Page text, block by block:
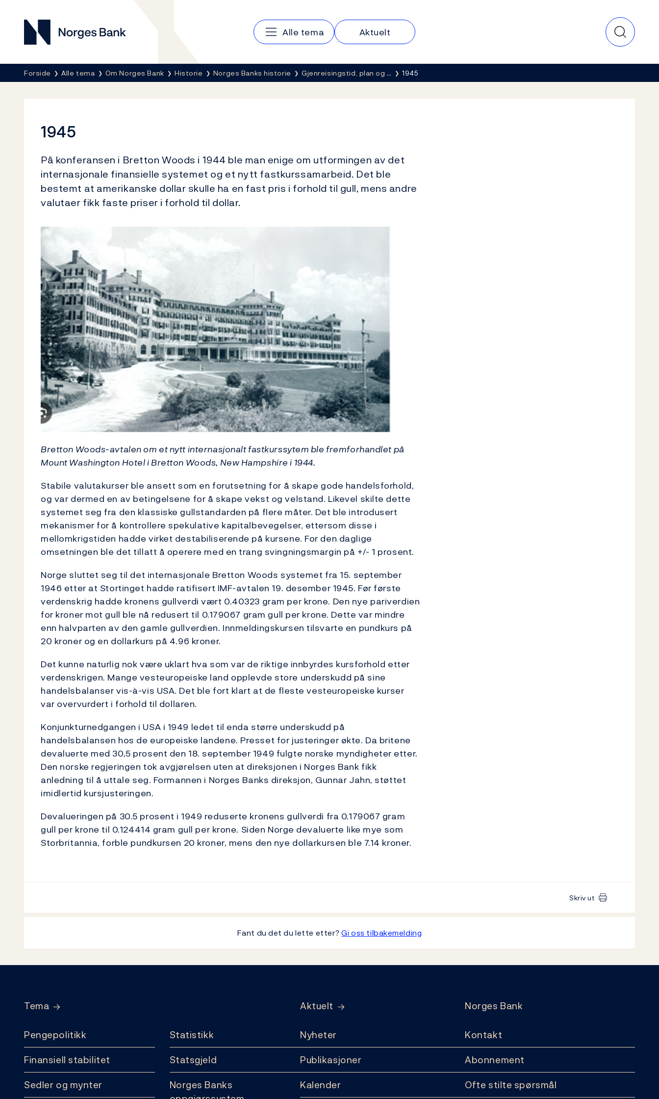
Norges Bank
Hovedmeny
Alle tema Aktuelt
Her er du nå:
Forside Alle tema Om Norges Bank Historie Norges Banks historie Gjenreisingstid, plan og … 1945
1945
På konferansen i Bretton Woods i 1944 ble man enige om utformingen av det
internasjonale finansielle systemet og et nytt fastkurssamarbeid. Det ble
bestemt at amerikanske dollar skulle ha en fast pris i forhold til gull, mens andre
valutaer fikk faste priser i forhold til dollar.
Bretton Woods-avtalen om et nytt internasjonalt fastkurssytem ble fremforhandlet på
Mount Washington Hotel i Bretton Woods, New Hampshire i 1944.
Stabile valutakurser ble ansett som en forutsetning for å skape gode handelsforhold,
og var dermed en av betingelsene for å skape vekst og velstand. Likevel skilte dette
systemet seg fra den klassiske gullstandarden på flere måter. Det ble introdusert
mekanismer for å kontrollere spekulative kapitalbevegelser, ettersom disse i
mellomkrigstiden hadde virket destabiliserende på kursene. For den daglige
omsetningen ble det tillatt å operere med en trang svingningsmargin på +/- 1 prosent.
Norge sluttet seg til det internasjonale Bretton Woods systemet fra 15. september
1946 etter at Stortinget hadde ratifisert IMF-avtalen 19. desember 1945. Før første
verdenskrig hadde kronens gullverdi vært 0.40323 gram per krone. Den nye pariverdien
for kroner mot gull ble nå redusert til 0.179067 gram gull per krone. Dette var mindre
enn halvparten av den gamle gullverdien. Innmeldingskursen tilsvarte en pundkurs på
20 kroner og en dollarkurs på 4.96 kroner.
Det kunne naturlig nok være uklart hva som var de riktige innbyrdes kursforhold etter
verdenskrigen. Mange vesteuropeiske land opplevde store underskudd på sine
handelsbalanser vis-à-vis USA. Det ble fort klart at de fleste vesteuropeiske kurser
var overvurdert i forhold til dollaren.
Konjunkturnedgangen i USA i 1949 ledet til enda større underskudd på
handelsbalansen hos de europeiske landene. Presset for justeringer økte. Da britene
devaluerte med 30,5 prosent den 18. september 1949 fulgte norske myndigheter etter.
Den norske regjeringen tok avgjørelsen uten at direksjonen i Norges Bank fikk
anledning til å uttale seg. Formannen i Norges Banks direksjon, Gunnar Jahn, støttet
imidlertid kursjusteringen.
Devalueringen på 30.5 prosent i 1949 reduserte kronens gullverdi fra 0.179067 gram
gull per krone til 0.124414 gram gull per krone. Siden Norge devaluerte like mye som
Storbritannia, forble pundkursen 20 kroner, mens den nye dollarkursen ble 7.14 kroner.
Skriv ut
Fant du det du lette etter?Gi oss tilbakemelding
Tema
Pengepolitikk
Finansiell stabilitet
Sedler og mynter
Statistikk
Statsgjeld
Norges Banks
Aktuelt
Nyheter
Publikasjoner
Kalender
Norges Bank
Kontakt
Abonnement
Ofte stilte spørsmål